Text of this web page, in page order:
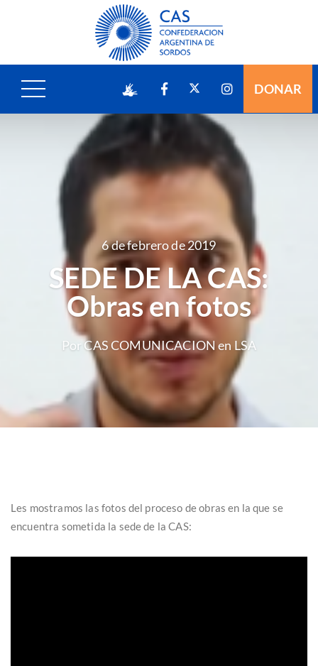
DONAR
6 de febrero de 2019
SEDE DE LA CAS:
Obras en fotos
Por CAS COMUNICACION en LSA
Les mostramos las fotos del proceso de obras en la que se
encuentra sometida la sede de la CAS: